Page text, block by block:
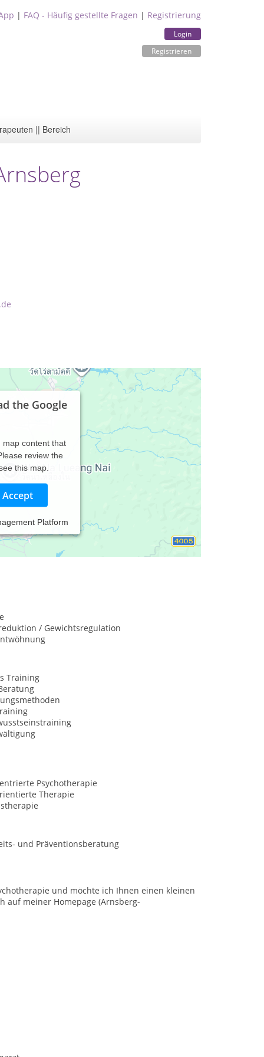
| FAQ - Häufig gestellte Fragen | Registrierung
Login
Registrieren
|| Bereich
the Google
map content that
review the
this map.
Accept
Platform
/ Gewichtsregulation
Training
Psychotherapie
Therapie
und Präventionsberatung
und möchte ich Ihnen einen kleinen
auf meiner Homepage (Arnsberg-